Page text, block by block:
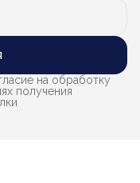
на обработку
получения